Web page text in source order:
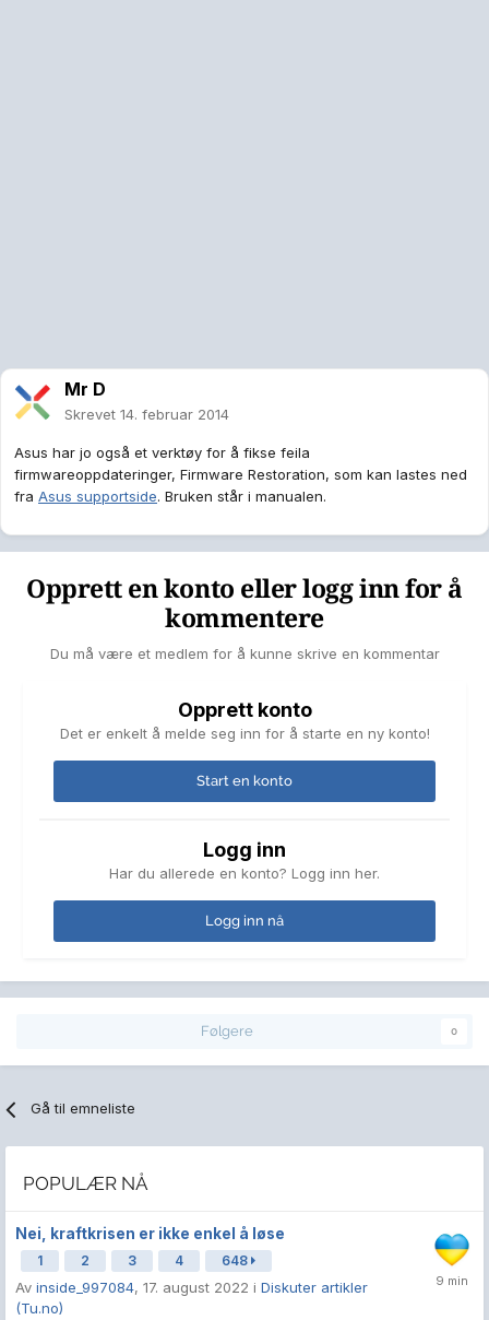
Mr D
Skrevet 14. februar 2014
Asus har jo også et verktøy for å fikse feila
firmwareoppdateringer, Firmware Restoration, som kan lastes ned
fra Asus supportside. Bruken står i manualen.
Opprett en konto eller logg inn for å
kommentere
Du må være et medlem for å kunne skrive en kommentar
Opprett konto
Det er enkelt å melde seg inn for å starte en ny konto!
Start en konto
Logg inn
Har du allerede en konto? Logg inn her.
Logg inn nå
Følgere 0
Gå til emneliste
POPULÆR NÅ
Nei, kraftkrisen er ikke enkel å løse
1 2 3 4 648
Av inside_997084, 17. august 2022 i Diskuter artikler
(Tu.no)